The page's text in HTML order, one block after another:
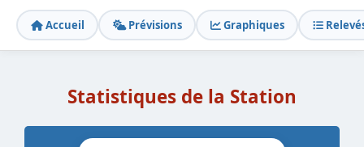
Accueil Prévisions Graphiques
Statistiques de la Station